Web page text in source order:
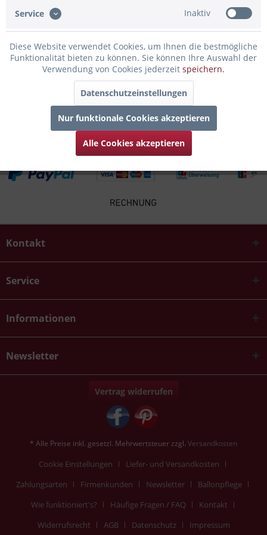
Bewertungen lesen, schreiben und diskutieren...
mehr
Infos zum Hersteller
Folgende Infos zum Hersteller sind verfübar......mehr
Kunden haben sich ebenfalls angesehen
Kontakt
Service
Informationen
Newsletter
Vertrag widerrufen
* Alle Preise inkl. gesetzl. Mehrwertsteuer zzgl. Versandkosten
Cookie Einstellungen
Liefer- und Versandkosten
Zahlungsarten
Firmenkunden Newsletter
Ballonpflege
Wie funktioniert's?
Häufige Fragen / FAQ
Kontakt
Widerrufsrecht
AGB Datenschutz Impressum
Service Inaktiv
Diese Website verwendet Cookies, um Ihnen die bestmögliche
Funktionalität bieten zu können. Sie können Ihre Auswahl der
Verwendung von Cookies jederzeit speichern.
Datenschutzeinstellungen
Nur funktionale Cookies akzeptieren
Alle Cookies akzeptieren